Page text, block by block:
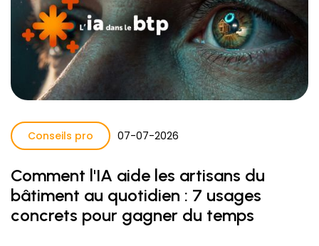
Conseils pro 07-07-2026
Comment l'IA aide les artisans du
bâtiment au quotidien : 7 usages
concrets pour gagner du temps